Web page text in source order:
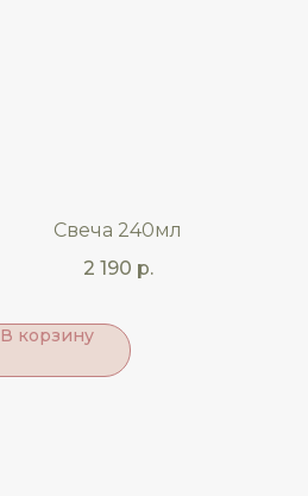
Свеча 240мл
2 190 р.
В корзину